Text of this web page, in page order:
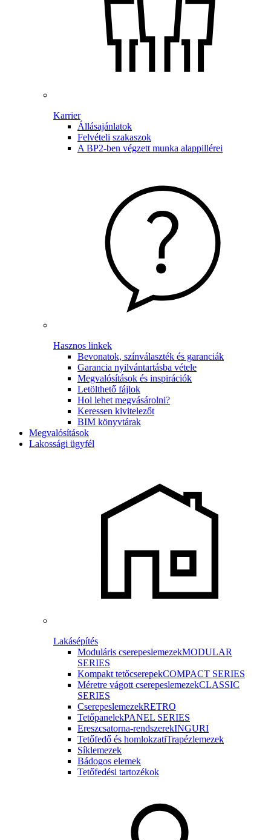
Karrier
Állásajánlatok
Felvételi szakaszok
A BP2-ben végzett munka alappillérei
Hasznos linkek
Bevonatok, színválaszték és garanciák
Garancia nyilvántartásba vétele
Megvalósítások és inspirációk
Letölthető fájlok
Hol lehet megvásárolni?
Keressen kivitelezőt
BIM könyvtárak
Megvalósítások
Lakossági ügyfél
Lakásépítés
Moduláris cserepeslemezekMODULAR
SERIES
Kompakt tetőcserepekCOMPACT SERIES
Méretre vágott cserepeslemezekCLASSIC
SERIES
CserepeslemezekRETRO
TetőpanelekPANEL SERIES
Ereszcsatorna-rendszerekINGURI
Tetőfedő és homlokzatiTrapézlemezek
Síklemezek
Bádogos elemek
Tetőfedési tartozékok